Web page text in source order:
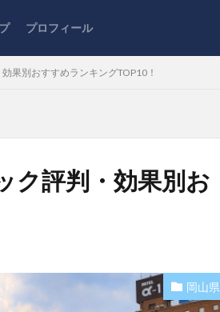
プロフィール
果別おすすめランキングTOP10！
ク評判・効果別お
岡山県